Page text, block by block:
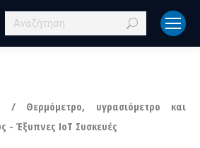
Search:
/ Θερμόμετρο, υγρασιόμετρο και
- Έξυπνες IoT Συσκευές